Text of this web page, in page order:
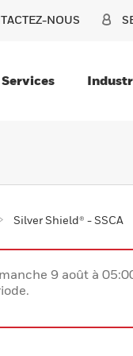
NOUS
Services
Silver Shield® - SSCA
9 août à